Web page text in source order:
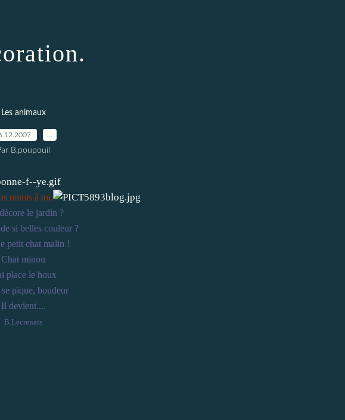
Les animaux
B.poupouil
mimis à toi.
le jardin ?
si belles couleur ?
petit chat malin !
Chat minou
place le houx
pique, boudeur
Il devient....
B.Lecrenais